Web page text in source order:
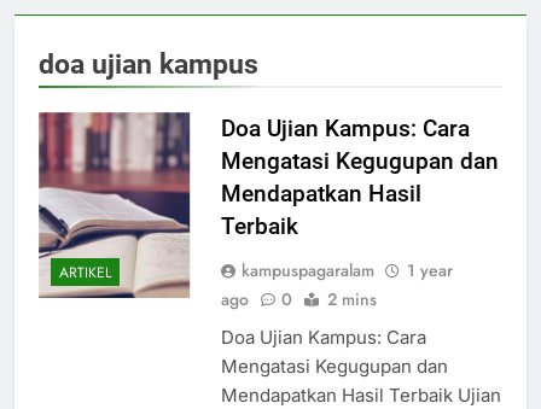
doa ujian kampus
ARTIKEL
Doa Ujian Kampus: Cara
Mengatasi Kegugupan dan
Mendapatkan Hasil
Terbaik
kampuspagaralam
1 year
ago
0 2 mins
Doa Ujian Kampus: Cara
Mengatasi Kegugupan dan
Mendapatkan Hasil Terbaik Ujian